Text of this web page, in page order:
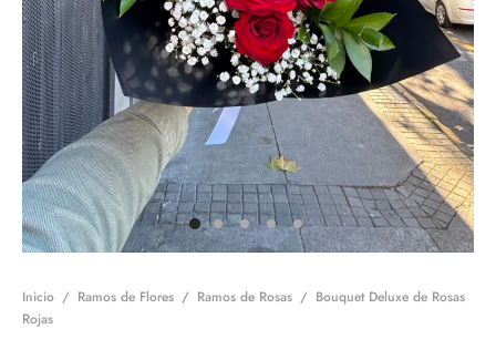
Inicio / Ramos de Flores / Ramos de Rosas / Bouquet Deluxe de Rosas
Rojas